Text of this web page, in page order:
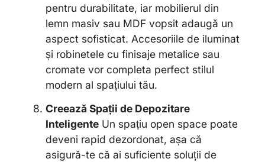
pentru durabilitate, iar mobilierul din
lemn masiv sau MDF vopsit adaugă un
aspect sofisticat. Accesoriile de iluminat
și robinetele cu finisaje metalice sau
cromate vor completa perfect stilul
modern al spațiului tău.
Creează Spații de Depozitare
Inteligente Un spațiu open space poate
deveni rapid dezordonat, așa că
asigură-te că ai suficiente soluții de